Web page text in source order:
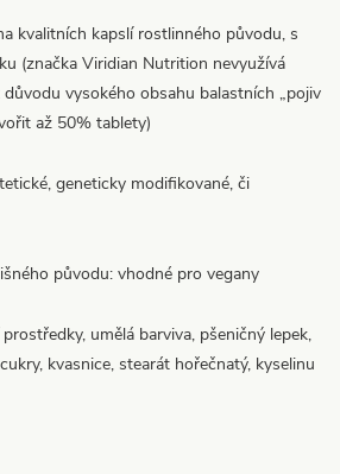
kvalitních kapslí rostlinného původu, s
(značka Viridian Nutrition nevyužívá
vysokého obsahu balastních „pojiv
až 50% tablety)
geneticky modifikované, či
původu: vhodné pro vegany
umělá barviva, pšeničný lepek,
kvasnice, stearát hořečnatý, kyselinu